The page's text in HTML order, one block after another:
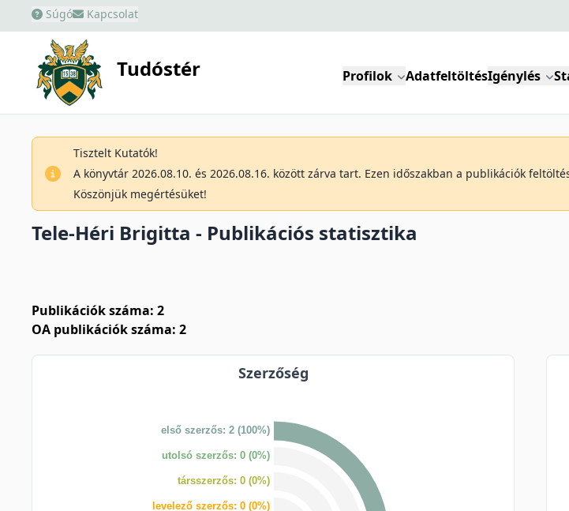
Súgó Kapcsolat
Tudóstér Profilok AdatfeltöltésIgénylés
Tisztelt Kutatók!
A könyvtár 2026.08.10. és 2026.08.16. között zárva tart. Ezen időszakban a publikációk
Köszönjük megértésüket!
Tele-Héri Brigitta - Publikációs statisztika
Publikációk száma: 2
OA publikációk száma: 2
Szerzőség
első szerzős: 2 (100%)
utolsó szerzős: 0 (0%)
társszerzős: 0 (0%)
levelező szerzős: 0 (0%)